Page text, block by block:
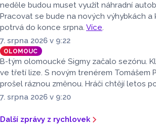
neděle budou muset využít náhradní
Pracovat se bude na nových výhybkách a
potrvá do konce srpna. Více.
7. srpna 2026 v 9:22
OLOMOUC
B-tým olomoucké Sigmy začalo sezónu.
ve třetí lize. S novým trenérem Tomášem
prošel ráznou změnou. Hráči chtějí letos
7. srpna 2026 v 9:20
Další zprávy z rychlovek